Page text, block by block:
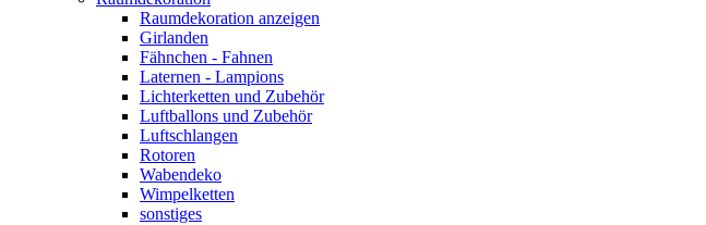
Raumdekoration anzeigen
Girlanden
Fähnchen - Fahnen
Laternen - Lampions
Lichterketten und Zubehör
Luftballons und Zubehör
Luftschlangen
Rotoren
Wabendeko
Wimpelketten
sonstiges